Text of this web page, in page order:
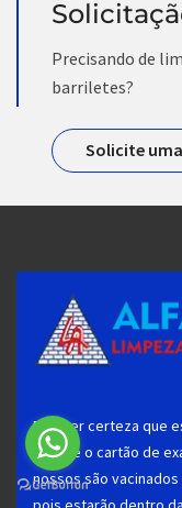
Precisando de
barriletes?
Solicite
Para ter certeza que
solicite o cartão de
nossos são